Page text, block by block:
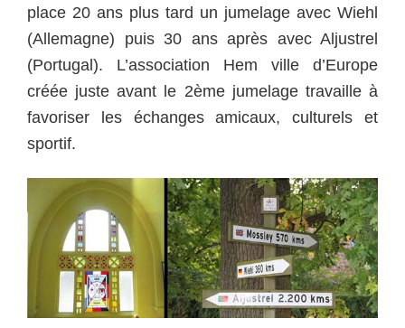
place 20 ans plus tard un jumelage avec Wiehl
(Allemagne) puis 30 ans après avec Aljustrel
(Portugal). L’association Hem ville d’Europe
créée juste avant le 2ème jumelage travaille à
favoriser les échanges amicaux, culturels et
sportif.